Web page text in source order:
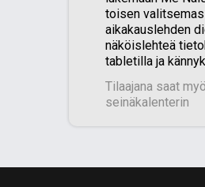
toisen
aikakauslehden
näköislehteä
tabletilla ja
Tilaajana saat
seinäkalenterin​